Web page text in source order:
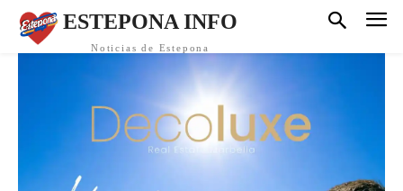
ESTEPONA INFO
Noticias de Estepona